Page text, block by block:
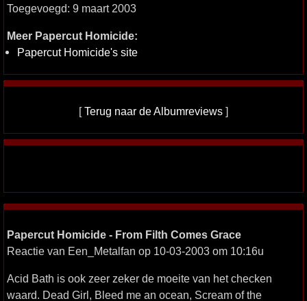
Toegevoegd: 9 maart 2003
Meer Papercut Homicide:
Papercut Homicide's site
[Terug naar de Albumreviews ]
Papercut Homicide - From Filth Comes Grace
Reactie van Een_Metalfan op 10-03-2003 om 10:16u
Acid Bath is ook zeer zeker de moeite van het checken
waard. Dead Girl, Bleed me an ocean, Scream of the